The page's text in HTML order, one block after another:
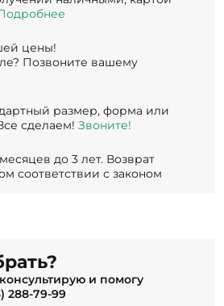
цены!
Позвоните вашему
размер, форма или
сделаем! Звоните!
до 3 лет. Возврат
соответствии с законом
и помогу
288-79-99